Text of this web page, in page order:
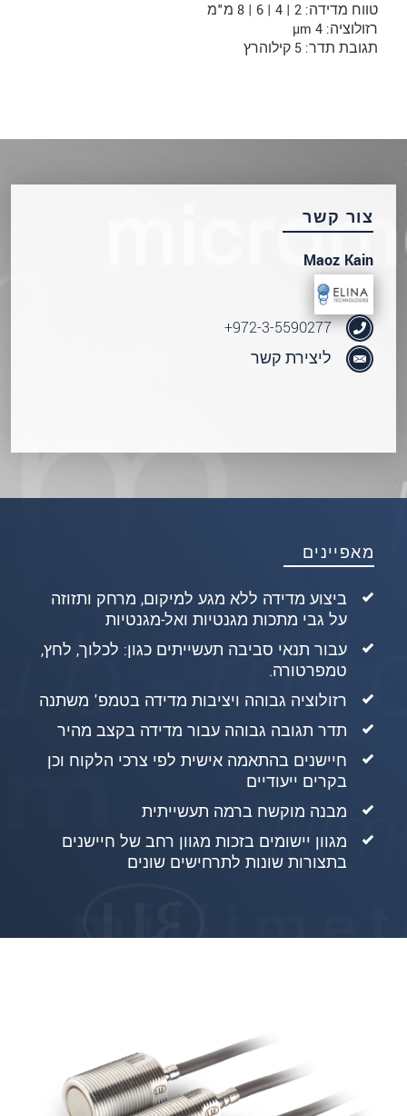
טווח מדידה: 2 | 4 | 6 | 8 מ"מ
רזולוציה: 4 µm
תגובת תדר: 5 קילוהרץ
מאפיינים
ביצוע מדידה ללא מגע למיקום, מרחק ותזוזה
על גבי מתכות מגנטיות ואל-מגנטיות
עבור תנאי סביבה תעשייתים כגון: לכלוך, לחץ,
טמפרטורה.
רזולוציה גבוהה ויציבות מדידה בטמפ' משתנה
תדר תגובה גבוהה עבור מדידה בקצב מהיר
חיישנים בהתאמה אישית לפי צרכי הלקוח וכן
בקרים ייעודיים
מבנה מוקשח ברמה תעשייתית
מגוון יישומים בזכות מגוון רחב של חיישנים
בתצורות שונות לתרחישים שונים
צור קשר
Maoz Kain
972-3-5590277+
ליצירת קשר